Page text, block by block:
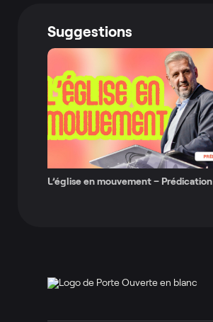
Suggestions
L’église en mouvement – Prédication